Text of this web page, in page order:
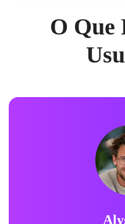
O Que